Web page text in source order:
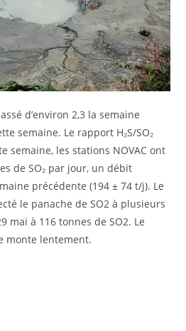
d’environ 2,3 la semaine
semaine. Le rapport H₂S/SO₂
semaine, les stations NOVAC ont
de SO₂ par jour, un débit
précédente (194 ± 74 t/j). Le
le panache de SO2 à plusieurs
mai à 116 tonnes de SO2. Le
monte lentement.